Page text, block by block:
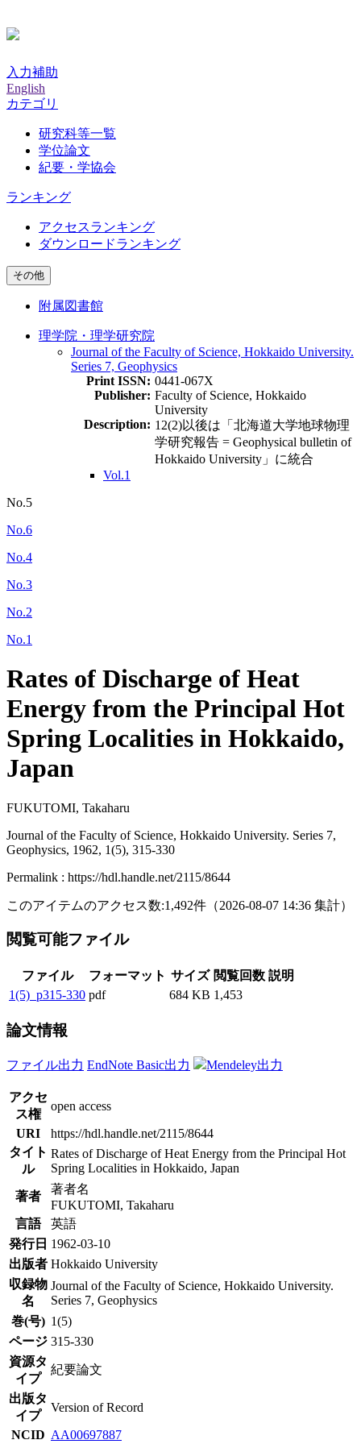
入力補助
English
カテゴリ
研究科等一覧
学位論文
紀要・学協会
ランキング
アクセスランキング
ダウンロードランキング
その他
附属図書館
理学院・理学研究院
Journal of the Faculty of Science, Hokkaido University.
Series 7, Geophysics
Print ISSN: 0441-067X
Publisher: Faculty of Science, Hokkaido
University
Description: 12(2)以後は「北海道大学地球物理
学研究報告 = Geophysical bulletin of
Hokkaido University」に統合
Vol.1
No.5
No.6
No.4
No.3
No.2
No.1
Rates of Discharge of Heat
Energy from the Principal Hot
Spring Localities in Hokkaido,
Japan
FUKUTOMI, Takaharu
Journal of the Faculty of Science, Hokkaido University. Series 7,
Geophysics, 1962, 1(5), 315-330
Permalink : https://hdl.handle.net/2115/8644
このアイテムのアクセス数:1,492件 （2026-08-07 14:36 集計）
閲覧可能ファイル
ファイル フォーマット サイズ 閲覧回数 説明
1(5)_p315-330 pdf 684 KB 1,453
論文情報
ファイル出力 EndNote Basic出力 Mendeley出力
アクセ
ス権
open access
URI
https://hdl.handle.net/2115/8644
タイト
ル
Rates of Discharge of Heat Energy from the Principal Hot
Spring Localities in Hokkaido, Japan
著者
著者名
FUKUTOMI, Takaharu
言語
英語
発行日 1962-03-10
出版者 Hokkaido University
収録物
名
Journal of the Faculty of Science, Hokkaido University.
Series 7, Geophysics
巻(号) 1(5)
ページ 315-330
資源タ
イプ
紀要論文
出版タ
イプ
Version of Record
NCID AA00697887